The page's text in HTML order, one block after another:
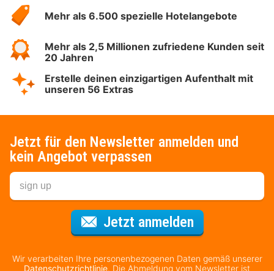
Mehr als 6.500 spezielle Hotelangebote
Mehr als 2,5 Millionen zufriedene Kunden seit
20 Jahren
Erstelle deinen einzigartigen Aufenthalt mit
unseren 56 Extras
Jetzt für den Newsletter anmelden und
kein Angebot verpassen
Jetzt anmeldenFür den
Wir verarbeiten Ihre personenbezogenen Daten gemäß unserer
Datenschutzrichtlinie. Die Abmeldung vom Newsletter ist